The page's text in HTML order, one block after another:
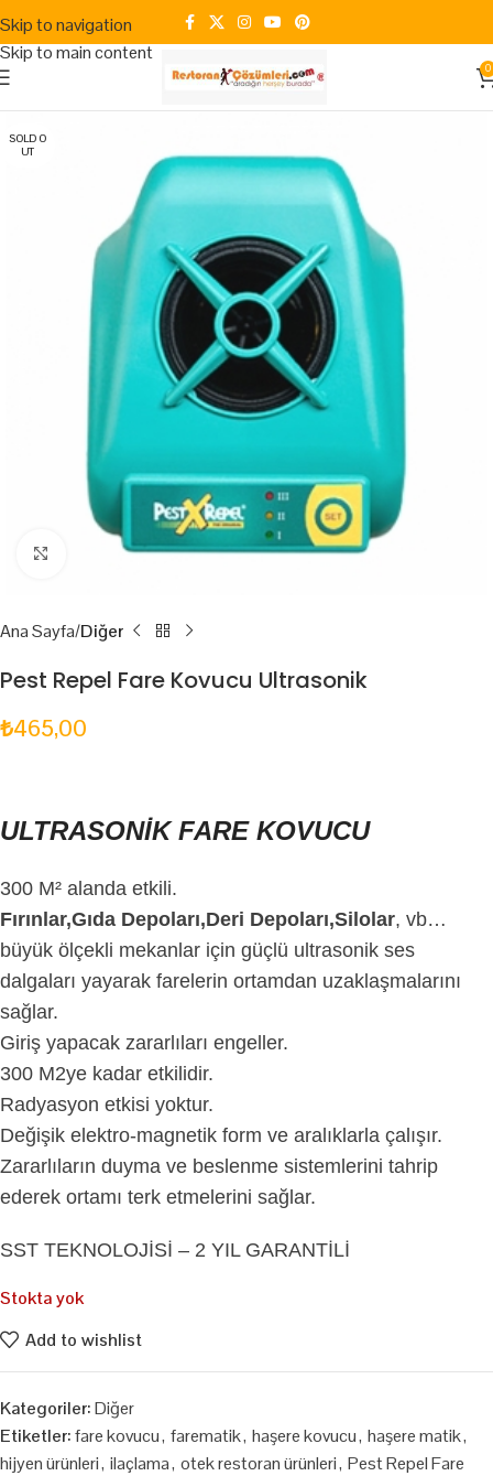
Skip to navigation
Skip to main content
0
SOLD O
UT
Click to enlarge
Ana Sayfa Diğer
Pest Repel Fare Kovucu Ultrasonik
₺465,00
ULTRASONİK FARE KOVUCU
300 M² alanda etkili.
Fırınlar,Gıda Depoları,Deri Depoları,Silolar, vb…
büyük ölçekli mekanlar için güçlü ultrasonik ses
dalgaları yayarak farelerin ortamdan uzaklaşmalarını
sağlar.
Giriş yapacak zararlıları engeller.
300 M2ye kadar etkilidir.
Radyasyon etkisi yoktur.
Değişik elektro-magnetik form ve aralıklarla çalışır.
Zararlıların duyma ve beslenme sistemlerini tahrip
ederek ortamı terk etmelerini sağlar.
SST TEKNOLOJİSİ – 2 YIL GARANTİLİ
Stokta yok
Add to wishlist
Kategoriler:Diğer
Etiketler:fare kovucu, farematik, haşere kovucu, haşere matik,
hijyen ürünleri, ilaçlama, otek restoran ürünleri, Pest Repel Fare